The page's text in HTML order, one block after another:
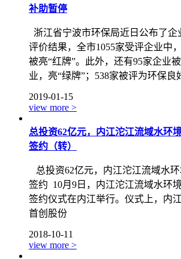
补助暂停
浙江省宁波市环保局近日公布了企
评价结果，全市1055家受评企业中
被亮“红牌”。此外，还有95家企业
业，亮“绿牌”；538家被评为环保良
2019-01-15
view more >
总投资62亿元，内江沱江流域水环
签约（转）
总投资62亿元，内江沱江流域水环
签约 10月9日，内江沱江流域水环
签约仪式在内江举行。仪式上，内
首创股份
2018-10-11
view more >